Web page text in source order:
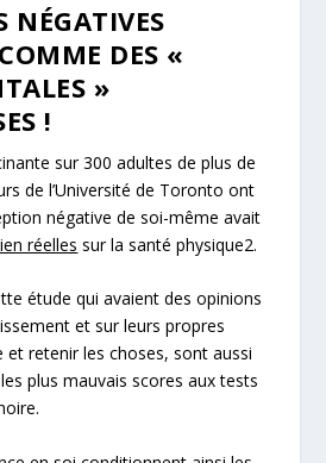
NÉGATIVES
DES «
»
!
sur 300 adultes de plus de
de l’Université de Toronto ont
négative de soi-même avait
réelles sur la santé physique2.
étude qui avaient des opinions
et sur leurs propres
etretenirles choses, sont aussi
les plus mauvais scores aux tests
.